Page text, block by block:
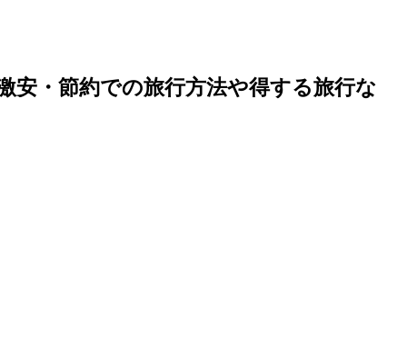
安・節約での旅行方法や得する旅行な